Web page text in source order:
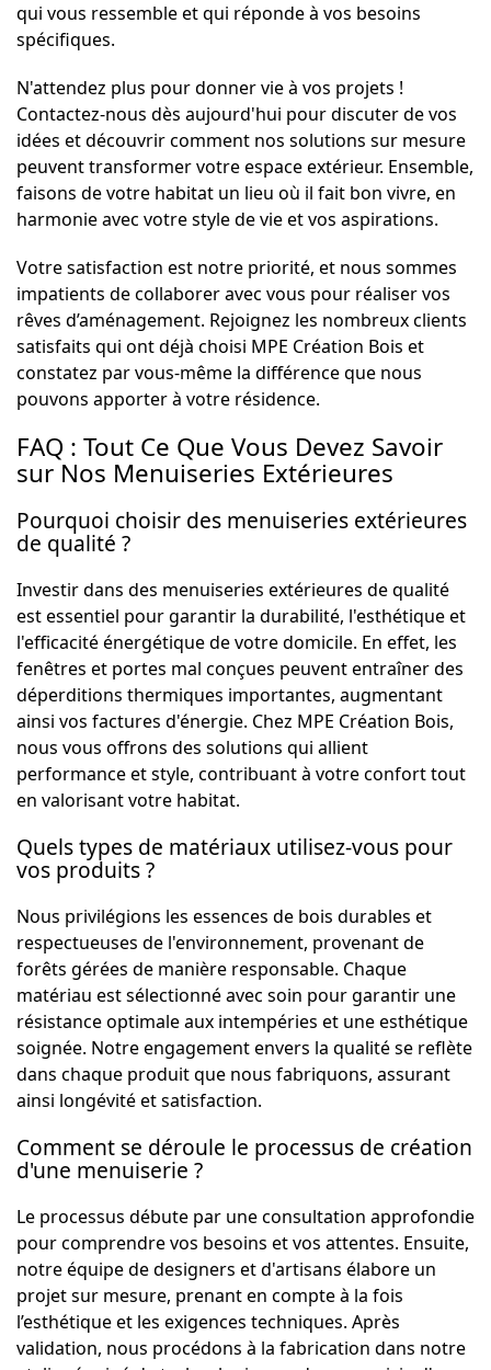
qui vous ressemble et qui réponde à vos besoins
spécifiques.
N'attendez plus pour donner vie à vos projets !
Contactez-nous dès aujourd'hui pour discuter de vos
idées et découvrir comment nos solutions sur mesure
peuvent transformer votre espace extérieur. Ensemble,
faisons de votre habitat un lieu où il fait bon vivre, en
harmonie avec votre style de vie et vos aspirations.
Votre satisfaction est notre priorité, et nous sommes
impatients de collaborer avec vous pour réaliser vos
rêves d’aménagement. Rejoignez les nombreux clients
satisfaits qui ont déjà choisi MPE Création Bois et
constatez par vous-même la différence que nous
pouvons apporter à votre résidence.
FAQ : Tout Ce Que Vous Devez Savoir
sur Nos Menuiseries Extérieures
Pourquoi choisir des menuiseries extérieures
de qualité ?
Investir dans des menuiseries extérieures de qualité
est essentiel pour garantir la durabilité, l'esthétique et
l'efficacité énergétique de votre domicile. En effet, les
fenêtres et portes mal conçues peuvent entraîner des
déperditions thermiques importantes, augmentant
ainsi vos factures d'énergie. Chez MPE Création Bois,
nous vous offrons des solutions qui allient
performance et style, contribuant à votre confort tout
en valorisant votre habitat.
Quels types de matériaux utilisez-vous pour
vos produits ?
Nous privilégions les essences de bois durables et
respectueuses de l'environnement, provenant de
forêts gérées de manière responsable. Chaque
matériau est sélectionné avec soin pour garantir une
résistance optimale aux intempéries et une esthétique
soignée. Notre engagement envers la qualité se reflète
dans chaque produit que nous fabriquons, assurant
ainsi longévité et satisfaction.
Comment se déroule le processus de création
d'une menuiserie ?
Le processus débute par une consultation approfondie
pour comprendre vos besoins et vos attentes. Ensuite,
notre équipe de designers et d'artisans élabore un
projet sur mesure, prenant en compte à la fois
l’esthétique et les exigences techniques. Après
validation, nous procédons à la fabrication dans notre